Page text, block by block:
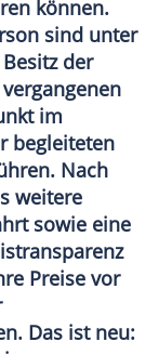
können.
sind unter
der
im
begleiteten
Nach
weitere
sowie eine
Preise vor
Das ist neu: